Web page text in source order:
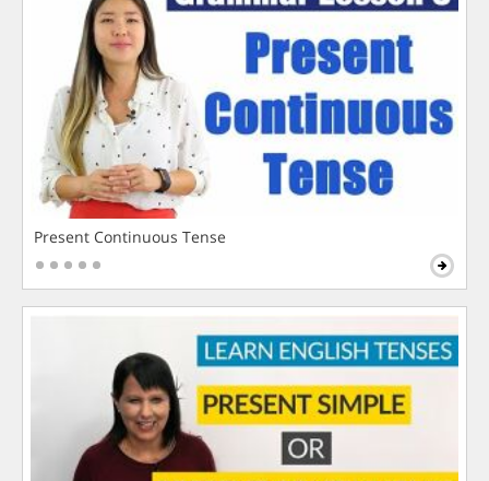
Present Continuous Tense